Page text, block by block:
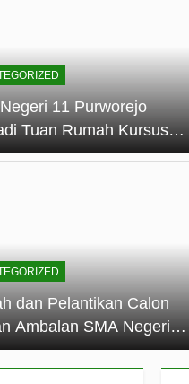
Open 2 Tahun 2026
11 Purworejo
Tuan Rumah Kursus
Pramuka Mahir
dan Pelantikan Calon
Ambalan SMA Negeri
Membentuk Jiwa
Disiplin, dan